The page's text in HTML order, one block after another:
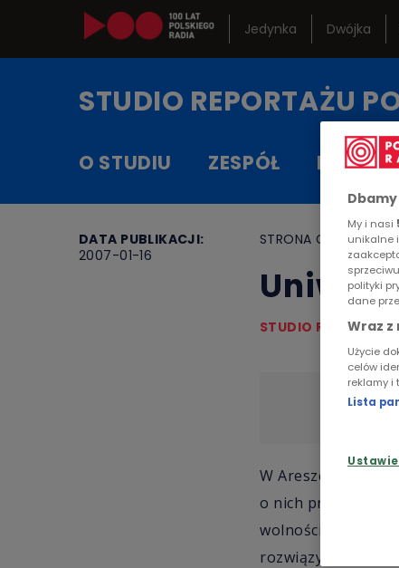
Jedynka Dwójka
Serwisy
STUDIO REPORTAŻU
O STUDIU ZESPÓŁ
DATA PUBLIKACJI:
2007-01-16
STRONA GŁÓWNA>
STUDIO
W Areszcie
o nich
wolności".
rozwiązywania
My i nasi
unikalne
polityki
dane
Wraz
Użycie
celów
reklamy i
Lista